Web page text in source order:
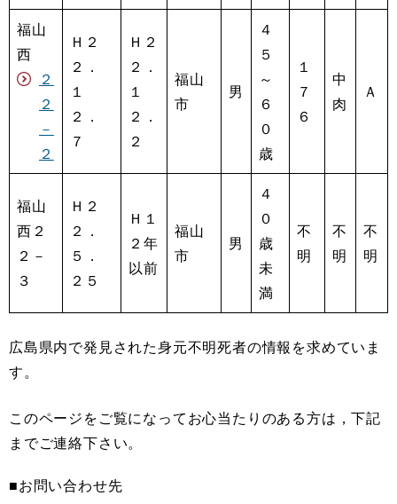
福山
西
２
２
－
２
Ｈ２
２．
１
２．
７
Ｈ２
２．
１
２．
２
福山
市
男
４
５
～
６
０
歳
１
７
６
中
肉
Ａ
福山
西２
２－
３
Ｈ２
２．
５．
２５
Ｈ１
２年
以前
福山
市
男
４
０
歳
未
満
不
明
不
明
不
明
広島県内で発見された身元不明死者の情報を求めていま
す。
このページをご覧になってお心当たりのある方は，下記
までご連絡下さい。
■お問い合わせ先